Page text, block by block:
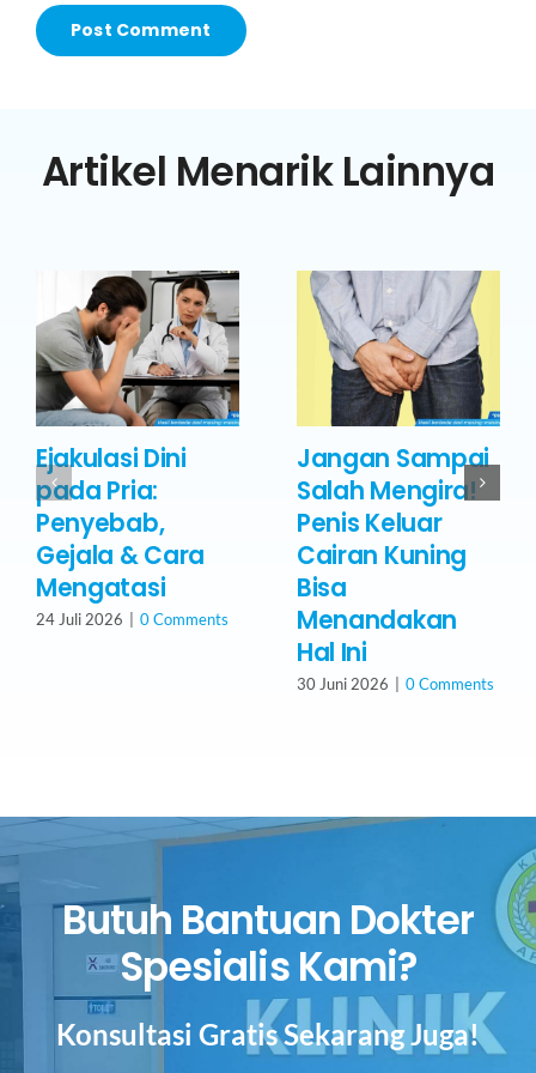
Artikel Menarik Lainnya
Ejakulasi Dini
pada Pria:
Penyebab,
Gejala & Cara
Mengatasi
24 Juli 2026 0 Comments
Jangan Sampai
Salah Mengira!
Penis Keluar
Cairan Kuning
Bisa
Menandakan
Hal Ini
30 Juni 2026 0 Comments
Butuh Bantuan Dokter
Spesialis Kami?
Konsultasi Gratis Sekarang Juga!